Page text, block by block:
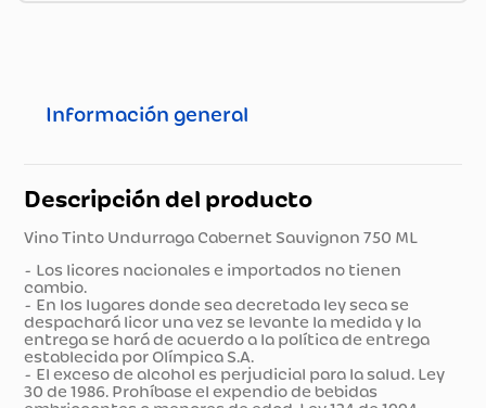
Información general
Descripción del producto
Vino Tinto Undurraga Cabernet Sauvignon 750 ML
- Los licores nacionales e importados no tienen
cambio.
- En los lugares donde sea decretada ley seca se
despachará licor una vez se levante la medida y la
entrega se hará de acuerdo a la política de entrega
establecida por Olímpica S.A.
- El exceso de alcohol es perjudicial para la salud. Ley
30 de 1986. Prohíbase el expendio de bebidas